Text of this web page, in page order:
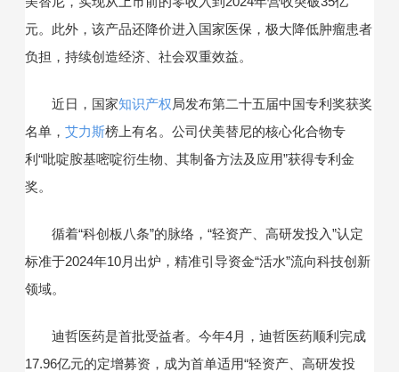
元。此外，该产品还降价进入国家医保，极大降低肿瘤患者
负担，持续创造经济、社会双重效益。
近日，国家知识产权局发布第二十五届中国专利奖获奖
名单， 艾力斯榜上有名。公司伏美替尼的核心化合物专
利“吡啶胺基嘧啶衍生物、其制备方法及应用”获得专利金
奖。
循着“科创板八条”的脉络，“轻资产、高研发投入”认定
标准于2024年10月出炉，精准引导资金“活水”流向科技创新
领域。
迪哲医药是首批受益者。今年4月，迪哲医药顺利完成
17.96亿元的定增募资，成为首单适用“轻资产、高研发投